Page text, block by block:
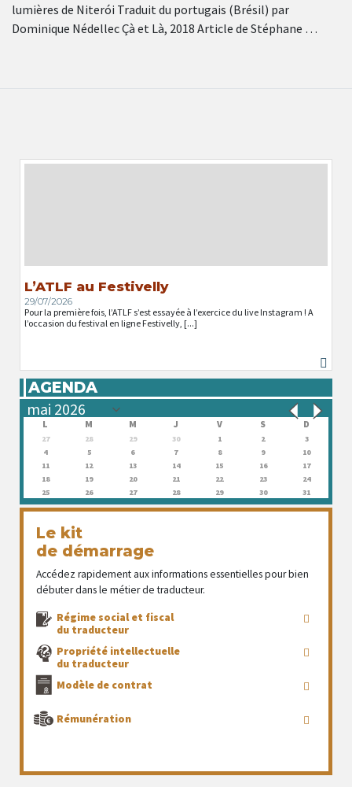
lumières de Niterói Traduit du portugais (Brésil) par
Dominique Nédellec Çà et Là, 2018 Article de Stéphane …
L’ATLF au Festivelly
29/07/2026
Pour la première fois, l’ATLF s’est essayée à l’exercice du live Instagram ! A
l’occasion du festival en ligne Festivelly, [...]
AGENDA
L M M J V S D
27 28 29 30 1 2
3
4
5 6 7 8 9
10
11
12 13 14 15 16
17
18
19 20 21 22 23
24
25
26 27 28 29 30 31
Le kit
de démarrage
Accédez rapidement aux informations essentielles pour bien
débuter dans le métier de traducteur.
Régime social et fiscal
du traducteur
Propriété intellectuelle
du traducteur
Modèle de contrat
Rémunération